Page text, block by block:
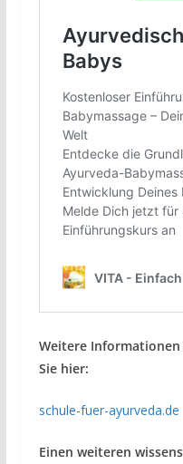
Weitere
Sie hier:
schule-fuer-ayurveda.de
Einen weiteren